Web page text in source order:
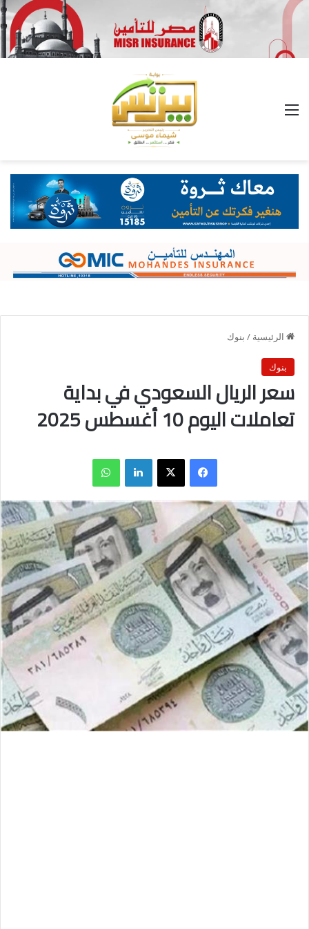
الرئيسية / بنوك
بنوك
سعر الريال السعودي في بداية
تعاملات اليوم 10 أغسطس 2025
فيسبوك X لينكدإن